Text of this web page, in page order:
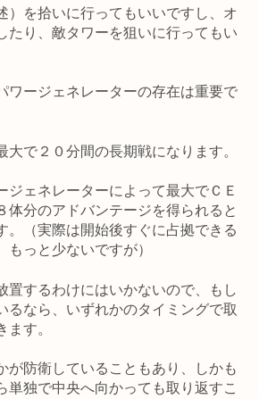
）を拾いに行ってもいいですし、オ
たり、敵タワーを狙いに行ってもい
ワージェネレーターの存在は重要で
大で２０分間の長期戦になります。
ジェネレーターによって最大でＣＥ
体分のアドバンテージを得られると
。（実際は開始後すぐに占拠できる
もっと少ないですが）
置するわけにはいかないので、もし
るなら、いずれかのタイミングで取
ます。
が防衛していることもあり、しかも
単独で中央へ向かっても取り返すこ